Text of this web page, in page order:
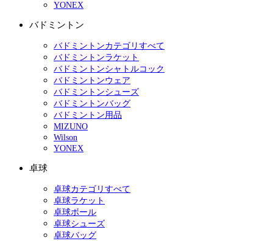
YONEX
バドミントン
バドミントンカテゴリすべて
バドミントンラケット
バドミントンシャトルコック
バドミントンウェア
バドミントンシューズ
バドミントンバッグ
バドミントン用品
MIZUNO
Wilson
YONEX
卓球
卓球カテゴリすべて
卓球ラケット
卓球ボール
卓球シューズ
卓球バッグ